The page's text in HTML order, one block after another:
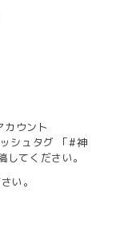
ウント
シュタグ 「#神
てください。
い。